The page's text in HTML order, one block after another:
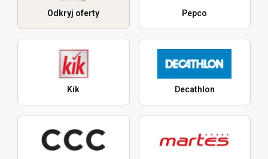
Odkryj oferty Pepco
Kik Decathlon